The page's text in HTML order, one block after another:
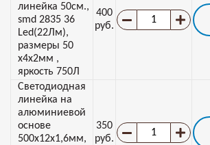
линейка 50см.,
smd 2835 36
Led(22Лм),
размеры 50
х4х2мм ,
яркость 750Л
400
руб.
Светодиодная
линейка на
алюминиевой
основе
500х12х1,6мм,
350
руб.